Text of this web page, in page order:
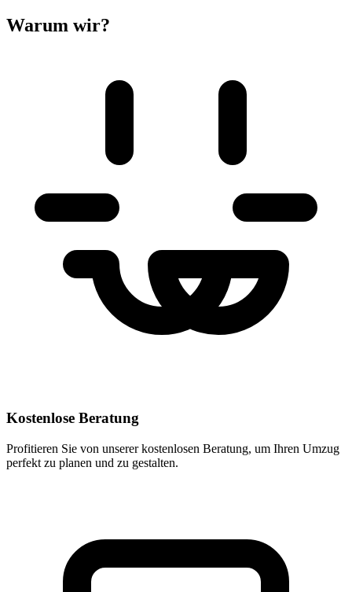
Warum wir?
Kostenlose Beratung
Profitieren Sie von unserer kostenlosen Beratung, um Ihren Umzug
perfekt zu planen und zu gestalten.